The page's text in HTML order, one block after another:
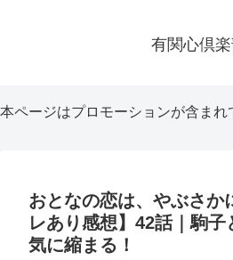
有関心倶
本ページはプロモーションが含まれ
おとなの恋は、やぶさか
レあり感想】42話｜駒
気に縮まる！